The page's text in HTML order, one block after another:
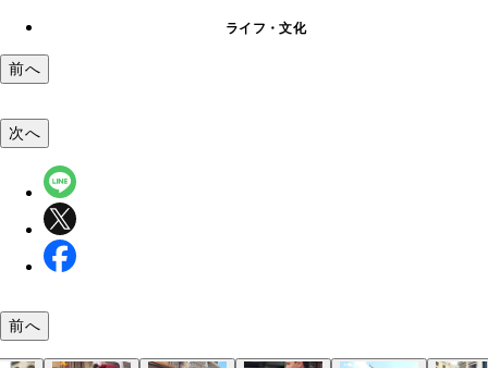
ライフ・文化
前へ
次へ
前へ